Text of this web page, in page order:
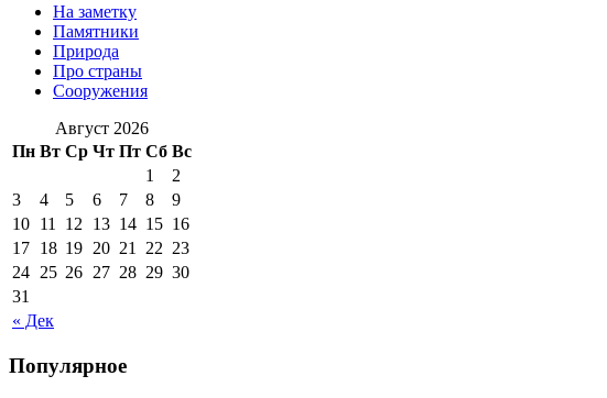
На заметку
Памятники
Природа
Про страны
Сооружения
Август 2026
Пн Вт Ср Чт Пт Сб Вс
« Дек
1
2
3
4 5 6 7 8
9
10 11 12 13 14 15 16
17 18 19 20 21 22 23
24 25 26 27 28 29 30
31
Популярное